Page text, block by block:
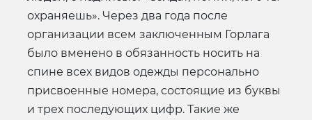
охраняешь». Через два года после
организации всем заключенным Горлага
было вменено в обязанность носить на
спине всех видов одежды персонально
присвоенные номера, состоящие из буквы
и трех последующих цифр. Такие же